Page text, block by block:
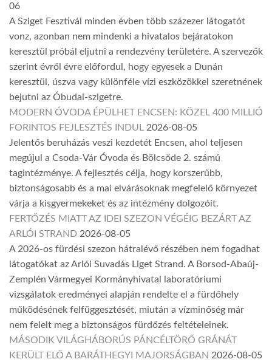
06
A Sziget Fesztivál minden évben több százezer látogatót
vonz, azonban nem mindenki a hivatalos bejáratokon
keresztül próbál eljutni a rendezvény területére. A szervezők
szerint évről évre előfordul, hogy egyesek a Dunán
keresztül, úszva vagy különféle vízi eszközökkel szeretnének
bejutni az Óbudai-szigetre.
MODERN ÓVODA ÉPÜLHET ENCSEN: KÖZEL 400 MILLIÓ
FORINTOS FEJLESZTÉS INDUL 2026-08-05
Jelentős beruházás veszi kezdetét Encsen, ahol teljesen
megújul a Csoda-Vár Óvoda és Bölcsőde 2. számú
tagintézménye. A fejlesztés célja, hogy korszerűbb,
biztonságosabb és a mai elvárásoknak megfelelő környezet
várja a kisgyermekeket és az intézmény dolgozóit.
FERTŐZÉS MIATT AZ IDEI SZEZON VÉGÉIG BEZÁRT AZ
ARLÓI STRAND 2026-08-05
A 2026-os fürdési szezon hátralévő részében nem fogadhat
látogatókat az Arlói Suvadás Liget Strand. A Borsod-Abaúj-
Zemplén Vármegyei Kormányhivatal laboratóriumi
vizsgálatok eredményei alapján rendelte el a fürdőhely
működésének felfüggesztését, miután a vízminőség már
nem felelt meg a biztonságos fürdőzés feltételeinek.
MÁSODIK VILÁGHÁBORÚS PÁNCÉLTÖRŐ GRÁNÁT
KERÜLT ELŐ A BARÁTHEGYI MAJORSÁGBAN 2026-08-05